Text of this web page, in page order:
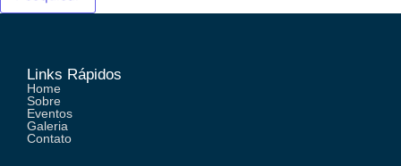
Links Rápidos
Home
Sobre
Eventos
Galeria
Contato